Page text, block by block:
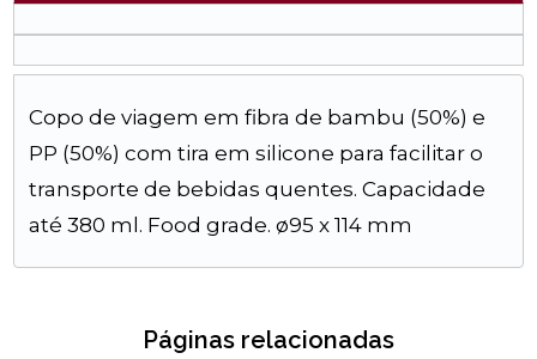
Copo de viagem em fibra de bambu (50%) e
PP (50%) com tira em silicone para facilitar o
transporte de bebidas quentes. Capacidade
até 380 ml. Food grade. ø95 x 114 mm
Páginas relacionadas